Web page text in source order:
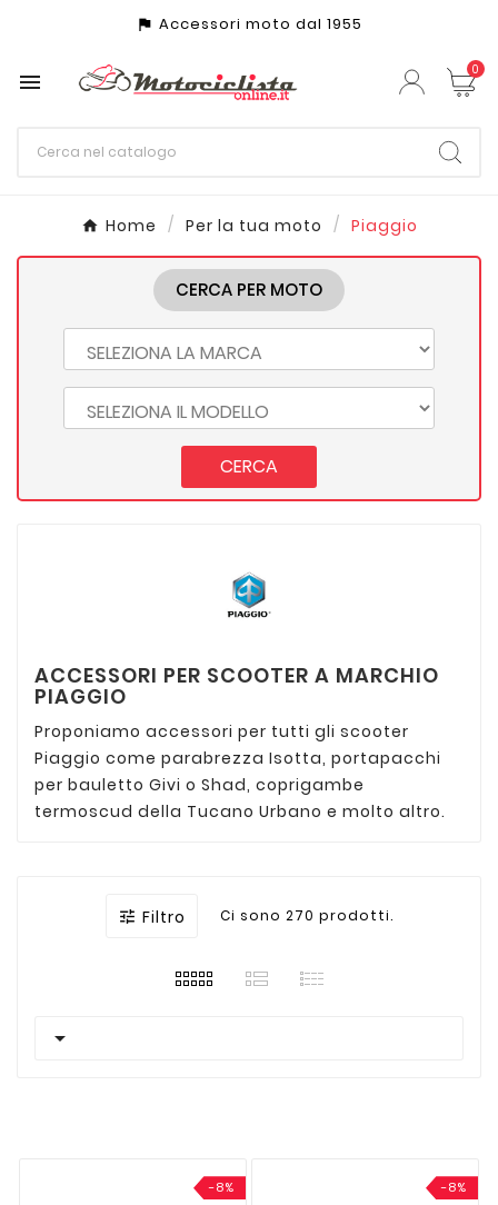
assistant_photo Accessori moto dal 1955
 0
Home Per la tua moto Piaggio
CERCA PER MOTO
CERCA
ACCESSORI PER SCOOTER A MARCHIO
PIAGGIO
Proponiamo accessori per tutti gli scooter
Piaggio come parabrezza Isotta, portapacchi
per bauletto Givi o Shad, coprigambe
termoscud della Tucano Urbano e molto altro.
 Filtro Ci sono 270 prodotti.

-8% -8%